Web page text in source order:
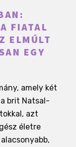
FIATAL
ELMÚLT
EGY
amely két
brit Natsal-
azt
életre